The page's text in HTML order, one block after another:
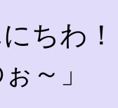
ちわ
～」